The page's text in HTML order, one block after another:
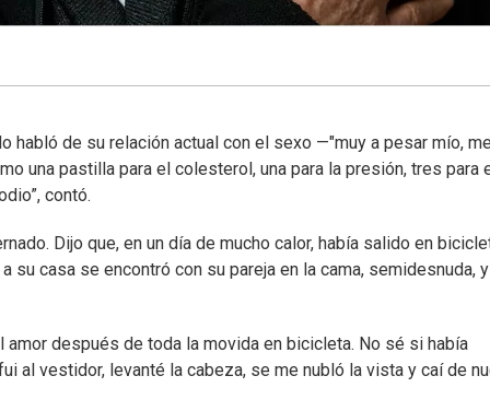
habló de su relación actual con el sexo —"muy a pesar mío,
una pastilla para el colesterol, una para la presión, tres para
contó.
Dijo que, en un día de mucho calor, había salido en
su casa se encontró con su pareja en la cama, semidesnuda, y
amor después de toda la movida en bicicleta. No sé si había
al vestidor, levanté la cabeza, se me nubló la vista y caí de